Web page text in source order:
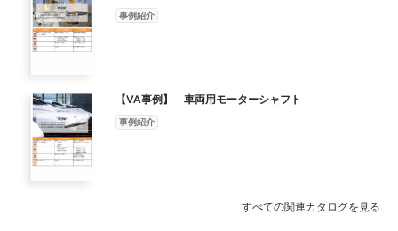
ジ ・10m材の旋盤加工が可能 ・前工程との情報共有 加工 ・豊富
な実績による確実な加工 完品納入 各工程の管理コストと工期の
削減 ・複数工程を一熱で一括管理 納品 ・素材から仕上げ迄考慮
事例紹介
【VA事例】 車両用モーターシャフト
事例紹介
すべての関連カタログを見る